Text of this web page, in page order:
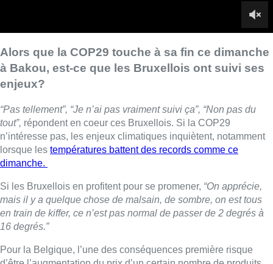
“On apprécie,
mais il y a quelque chose de malsain, de sombre, on est tous
en train de kiffer, ce n’est pas normal de passer de 2 degrés à
16 degrés.”
Pour la Belgique, l’une des conséquences première risque
Selon Koen Stuyck, spécialiste climat chez WWF cela
s’explique par :“Notre dépendance aux énergies fossiles, mais
également les effets du changement climatique”.Et cette
augmentation, c’est déjà le triste constat des maraîchers du
marché de Jette rencontrés.
acheter du raisin, c’est 8 euros le kilo. Tu gagnes combien par
jour?”
■ Reportage de Bryan Mommart, Jim Moskovics, Neo
Fasquel et Stéphanie Mira
“Une décision faible et floue” à propos du